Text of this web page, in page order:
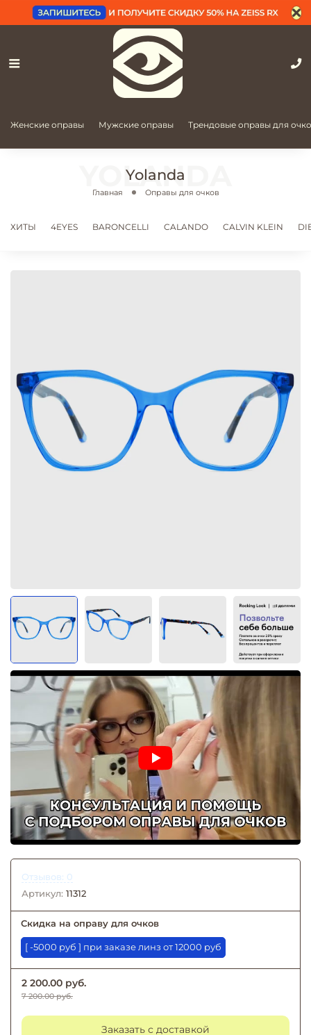
Женские оправы Мужские оправы Трендовые оправы для
Yolanda
Главная Оправы для очков
ХИТЫ 4EYES BARONCELLI CALANDO CALVIN KLEIN
Отзывов: 0
Артикул: 11312
Скидка на оправу для очков
[ -5000 руб ] при заказе линз от 12000 руб
2 200.00 руб.
7 200.00 руб.
Заказать с доставкой